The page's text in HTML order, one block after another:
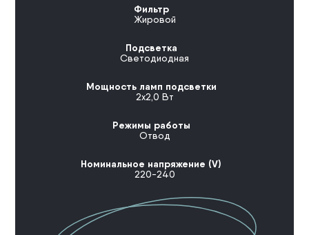
Фильтр
Жировой
Подсветка
Светодиодная
Мощность ламп подсветки
2х2,0 Вт
Режимы работы
Отвод
Номинальное напряжение (V)
220-240